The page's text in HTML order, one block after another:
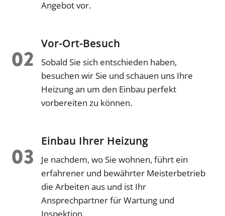
Angebot vor.
Vor-Ort-Besuch
Sobald Sie sich entschieden haben,
besuchen wir Sie und schauen uns Ihre
Heizung an um den Einbau perfekt
vorbereiten zu können.
Einbau Ihrer Heizung
Je nachdem, wo Sie wohnen, führt ein
erfahrener und bewährter Meisterbetrieb
die Arbeiten aus und ist Ihr
Ansprechpartner für Wartung und